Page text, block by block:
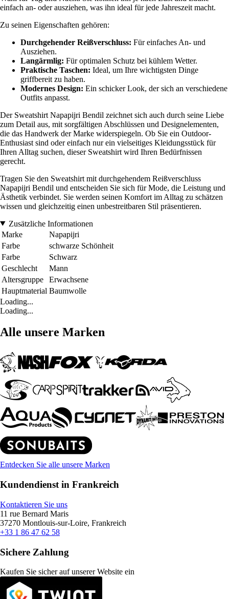
einfach an- oder ausziehen, was ihn ideal für jede Jahreszeit macht.
Zu seinen Eigenschaften gehören:
Durchgehender Reißverschluss: Für einfaches An- und
Ausziehen.
Langärmlig: Für optimalen Schutz bei kühlem Wetter.
Praktische Taschen: Ideal, um Ihre wichtigsten Dinge
griffbereit zu haben.
Modernes Design: Ein schicker Look, der sich an verschiedene
Outfits anpasst.
Der Sweatshirt Napapijri Bendil zeichnet sich auch durch seine Liebe
zum Detail aus, mit sorgfältigen Abschlüssen und Designelementen,
die das Handwerk der Marke widerspiegeln. Ob Sie ein Outdoor-
Enthusiast sind oder einfach nur ein vielseitiges Kleidungsstück für
Ihren Alltag suchen, dieser Sweatshirt wird Ihren Bedürfnissen
gerecht.
Tragen Sie den Sweatshirt mit durchgehendem Reißverschluss
Napapijri Bendil und entscheiden Sie sich für Mode, die Leistung und
Ästhetik verbindet. Sie werden seinen Komfort im Alltag zu schätzen
wissen und gleichzeitig einen unbestreitbaren Stil präsentieren.
Zusätzliche Informationen
Marke
Napapijri
Farbe
schwarze Schönheit
Farbe
Schwarz
Geschlecht
Mann
Altersgruppe
Erwachsene
Hauptmaterial Baumwolle
Loading...
Loading...
Alle unsere Marken
Entdecken Sie alle unsere Marken
Kundendienst in Frankreich
Kontaktieren Sie uns
11 rue Bernard Maris
37270 Montlouis-sur-Loire, Frankreich
+33 1 86 47 62 58
Sichere Zahlung
Kaufen Sie sicher auf unserer Website ein